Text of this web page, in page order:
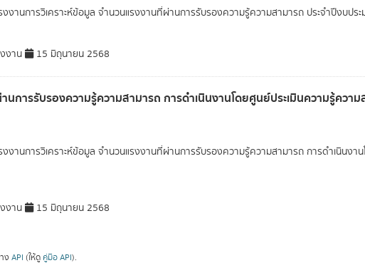
งานการวิเคราะห์ข้อมูล จำนวนแรงงานที่ผ่านการรับรองความรู้ความสามารถ ประจำปีงบป
งาน 15 มิถุนายน 2568
นการรับรองความรู้ความสามารถ การดำเนินงานโดยศูนย์ประเมินความรู้ความ
านการวิเคราะห์ข้อมูล จำนวนแรงงานที่ผ่านการรับรองความรู้ความสามารถ การดำเนินงาน
งาน 15 มิถุนายน 2568
ง API (ให้ดู คู่มือ API).